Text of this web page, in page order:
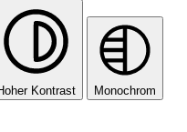
Kontrast Monochrom